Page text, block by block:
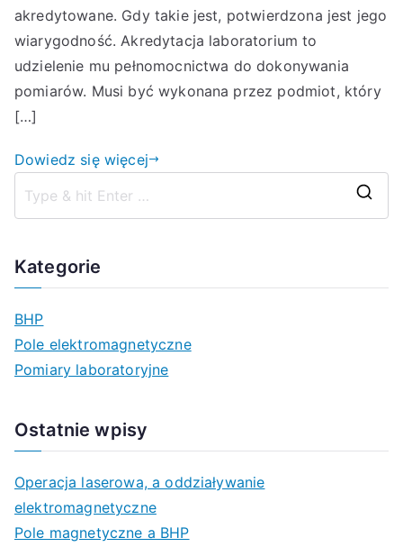
akredytowane. Gdy takie jest, potwierdzona jest jego
wiarygodność. Akredytacja laboratorium to
udzielenie mu pełnomocnictwa do dokonywania
pomiarów. Musi być wykonana przez podmiot, który
[…]
Dowiedz się więcej
Kategorie
BHP
Pole elektromagnetyczne
Pomiary laboratoryjne
Ostatnie wpisy
Operacja laserowa, a oddziaływanie
elektromagnetyczne
Pole magnetyczne a BHP